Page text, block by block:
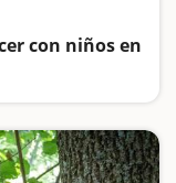
con niños en